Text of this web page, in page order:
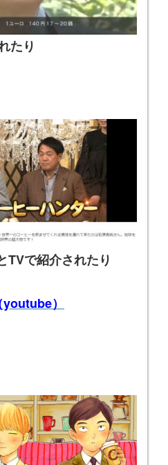
たり
TVで紹介されたり
）